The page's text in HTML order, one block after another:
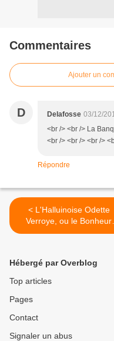
Commentaires
Ajouter un
D Delafosse 03/12/
<br /> <br /> La
<br /> <br /> <br />
Répondre
< L'Halluinoise Odette
Verroye, ou le Bonheur
d'une "Maman aux 29
Hébergé par Overblog
Top articles
Pages
Contact
Signaler un abus